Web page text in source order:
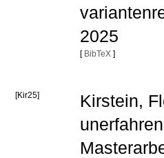
2025
[ BibTeX ]
[Kir25]
Kirstein,